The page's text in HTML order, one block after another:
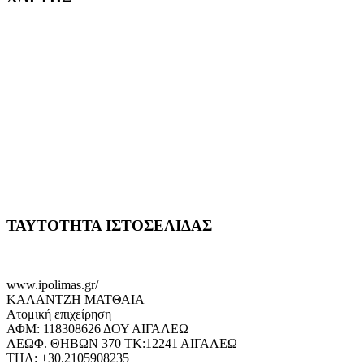
ΤΑΥΤΟΤΗΤΑ ΙΣΤΟΣΕΛΙΔΑΣ
www.ipolimas.gr/
ΚΑΛΑΝΤΖΗ ΜΑΤΘΑΙΑ
Ατομική επιχείρηση
ΑΦΜ: 118308626 ΔΟΥ ΑΙΓΑΛΕΩ
ΛΕΩΦ. ΘΗΒΩΝ 370 ΤΚ:12241 ΑΙΓΑΛΕΩ
ΤΗΛ: +30.2105908235